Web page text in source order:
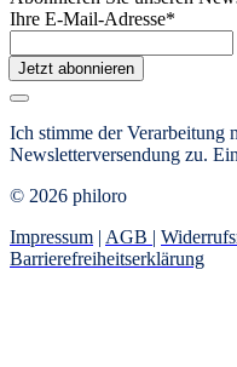
Ihre E-Mail-Adresse*
Jetzt abonnieren
Ich stimme der Verarbeitung
Newsletterversendung zu.
© 2026 philoro
Impressum | AGB |
Barrierefreiheitserklärung